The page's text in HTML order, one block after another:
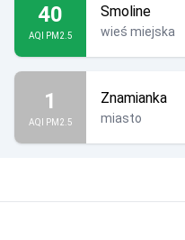
40
AQI PM2.5
Smoline
wieś miejska
1
AQI PM2.5
Znamianka
miasto